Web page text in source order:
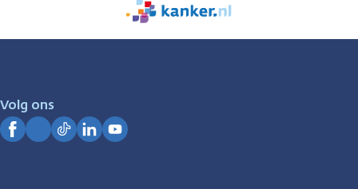
We
zijn
Volg ons